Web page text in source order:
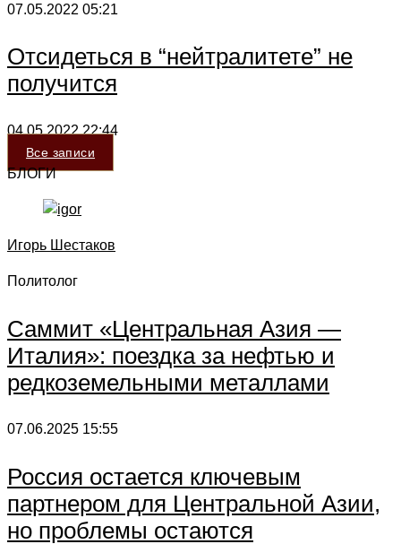
07.05.2022 05:21
Отсидеться в “нейтралитете” не
получится
04.05.202222:44
Все записи
БЛОГИ
Игорь Шестаков
Политолог
Саммит «Центральная Азия —
Италия»: поездка за нефтью и
редкоземельными металлами
07.06.2025 15:55
Россия остается ключевым
партнером для Центральной Азии,
но проблемы остаются